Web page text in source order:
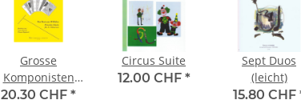
Grosse
Komponisten
für junge
20.30 CHF *
Circus Suite
12.00 CHF *
Sept Duos
(leicht)
15.80 CHF